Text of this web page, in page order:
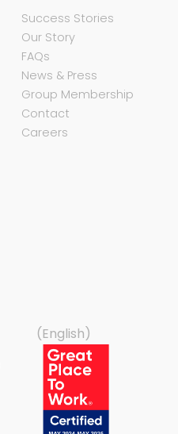
Success Stories
Our Story
FAQs
News & Press
Group Membership
Contact
Careers
(English)